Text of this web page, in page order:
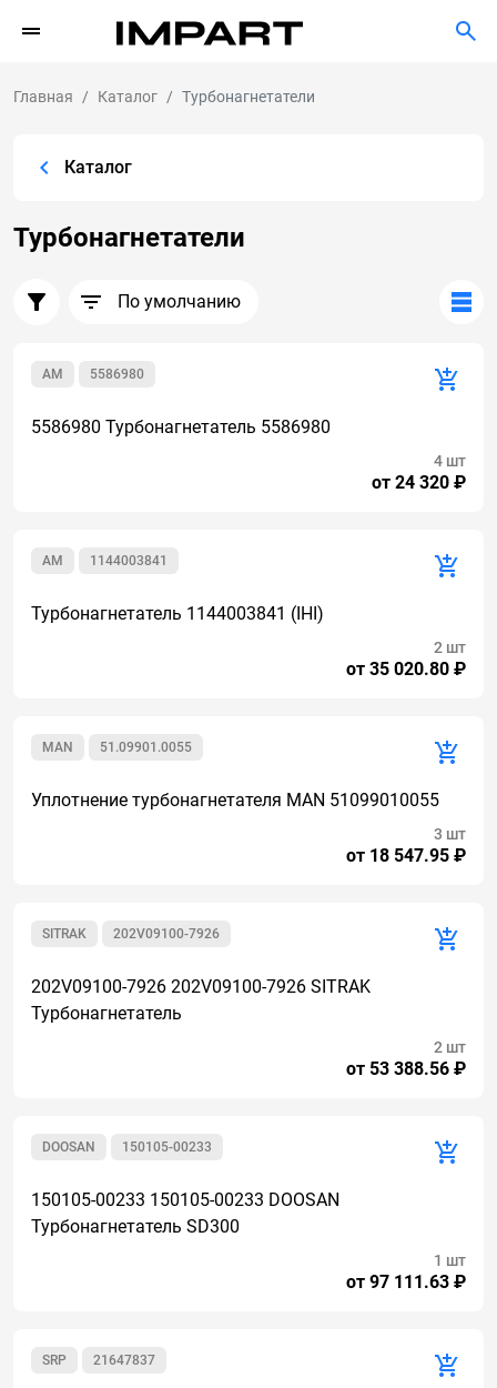
Главная Каталог Турбонагнетатели
Каталог
Турбонагнетатели
По умолчанию
5586980
AM
5586980 Турбонагнетатель 5586980
от 24 320 ₽
4 шт
1144003841
AM
Турбонагнетатель 1144003841 (IHI)
от 35 020.80 ₽
2 шт
51.09901.0055
MAN
Уплотнение турбонагнетателя MAN 51099010055
от 18 547.95 ₽
3 шт
202V09100-7926
SITRAK
202V09100-7926 202V09100-7926 SITRAK
Турбонагнетатель
от 53 388.56 ₽
2 шт
150105-00233
DOOSAN
150105-00233 150105-00233 DOOSAN
Турбонагнетатель SD300
от 97 111.63 ₽
1 шт
21647837
SRP